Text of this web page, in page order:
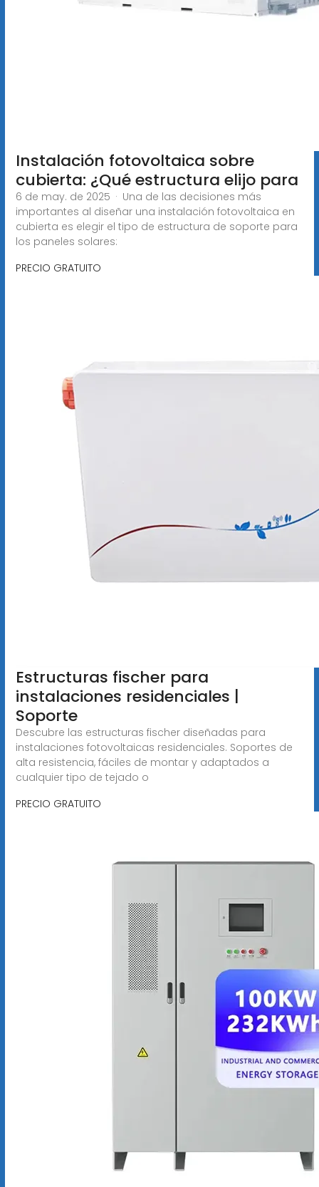
Instalación fotovoltaica sobre
cubierta: ¿Qué estructura elijo para
6 de may. de 2025 · Una de las decisiones más
importantes al diseñar una instalación fotovoltaica en
cubierta es elegir el tipo de estructura de soporte para
los paneles solares:
PRECIO GRATUITO
Estructuras fischer para
instalaciones residenciales |
Soporte
Descubre las estructuras fischer diseñadas para
instalaciones fotovoltaicas residenciales. Soportes de
alta resistencia, fáciles de montar y adaptados a
cualquier tipo de tejado o
PRECIO GRATUITO